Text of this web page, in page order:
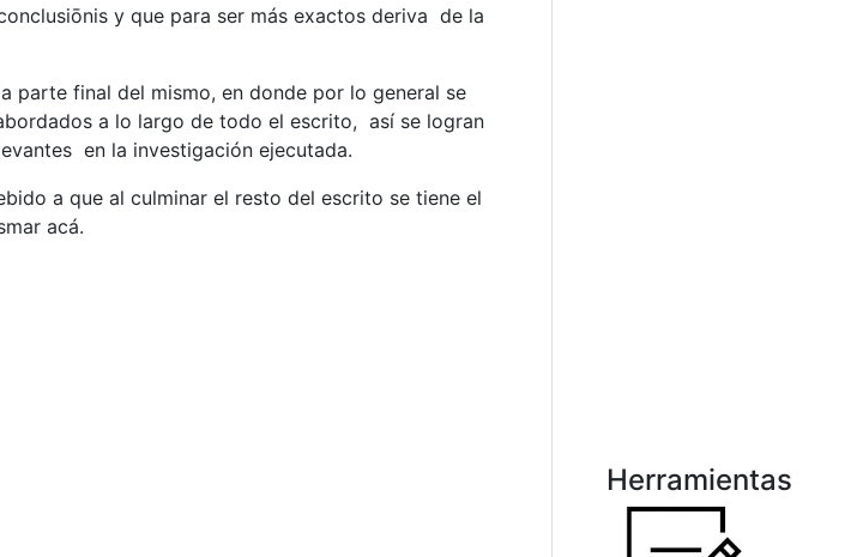
y que para ser más exactos deriva de la
parte final del mismo, en donde por lo general se
a lo largo de todo el escrito, así se logran
en la investigación ejecutada.
a que al culminar el resto del escrito se tiene el
acá.
Herramientas